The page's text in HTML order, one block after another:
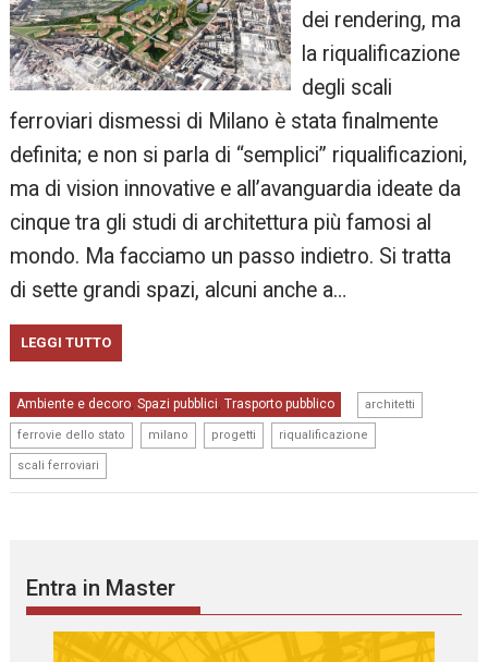
dei rendering, ma
la riqualificazione
degli scali
ferroviari dismessi di Milano è stata finalmente
definita; e non si parla di “semplici” riqualificazioni,
ma di vision innovative e all’avanguardia ideate da
cinque tra gli studi di architettura più famosi al
mondo. Ma facciamo un passo indietro. Si tratta
di sette grandi spazi, alcuni anche a…
LEGGI TUTTO
Ambiente e decoro,Spazi pubblici,Trasporto pubblico architetti
ferrovie dello stato milano progetti riqualificazione
scali ferroviari
Entra in Master